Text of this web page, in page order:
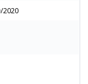
2020